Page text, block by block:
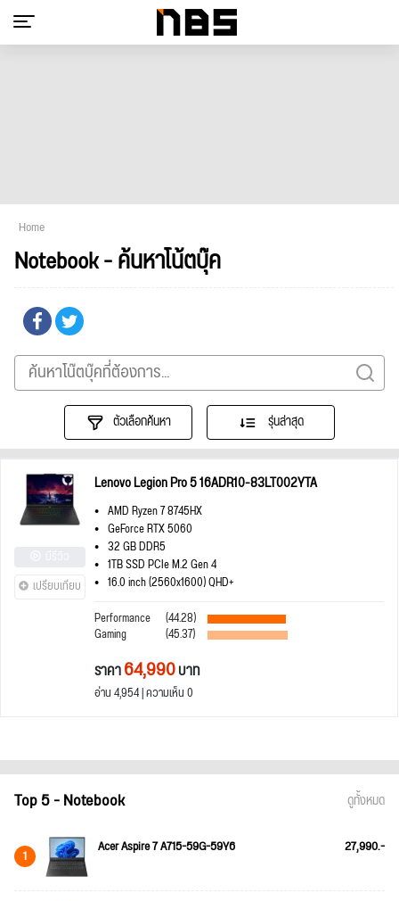
Home
Notebook - ค้นหาโน้ตบุ๊ค
ตัวเลือกค้นหา รุ่นล่าสุด
เปรียบเทียบ
Lenovo Legion Pro 5 16ADR10-83LT002YTA
AMD Ryzen 7 8745HX
GeForce RTX 5060
32 GB DDR5
1TB SSD PCIe M.2 Gen 4
16.0 inch (2560x1600) QHD+
Performance
(44.28)
Gaming (45.37)
ราคา64,990บาท
อ่าน 4,954 | ความเห็น 0
Top 5 - Notebook ดูทั้งหมด
1 Acer Aspire 7 A715-59G-59Y6 27,990.-